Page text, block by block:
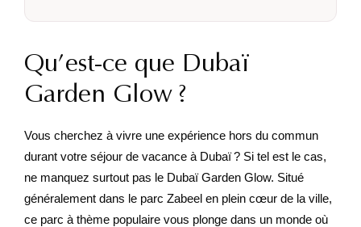
Qu’est-ce que Dubaï
Garden Glow ?
Vous cherchez à vivre une expérience hors du commun
durant votre séjour de vacance à Dubaï ? Si tel est le cas,
ne manquez surtout pas le Dubaï Garden Glow. Situé
généralement dans le parc Zabeel en plein cœur de la ville,
ce parc à thème populaire vous plonge dans un monde où